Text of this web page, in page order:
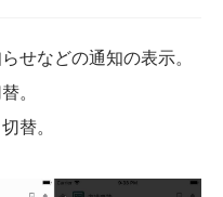
せなどの通知の表示。
。
替。